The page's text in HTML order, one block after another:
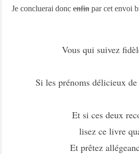
Je concluerai donc enfin par cet envoi
Vous qui suivez
Si les prénoms délicieux
Et si ces deux
lisez ce livre
Et prêtez